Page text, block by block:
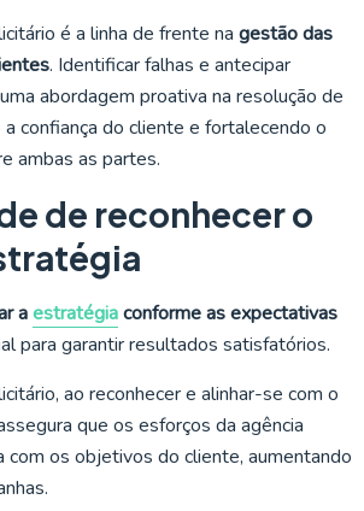
é a linha de frente na gestão das
. Identificar falhas e antecipar
abordagem proativa na resolução de
confiança do cliente e fortalecendo o
ambas as partes.
de reconhecer o
aestratégiaconforme as expectativas
para garantir resultados satisfatórios.
ao reconhecer e alinhar-se com o
que os esforços da agência
com os objetivos do cliente, aumentando